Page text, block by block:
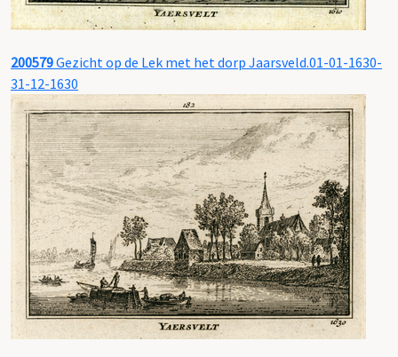
200579Gezicht op de Lek met het dorp Jaarsveld.01-01-1630-
31-12-1630